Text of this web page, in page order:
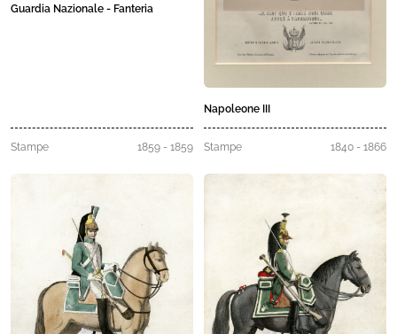
Guardia Nazionale - Fanteria
Stampe 1859 - 1859
Napoleone III
Stampe 1840 - 1866